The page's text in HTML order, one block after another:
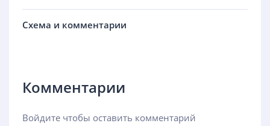
Схема и комментарии
Комментарии
Войдите чтобы оставить комментарий